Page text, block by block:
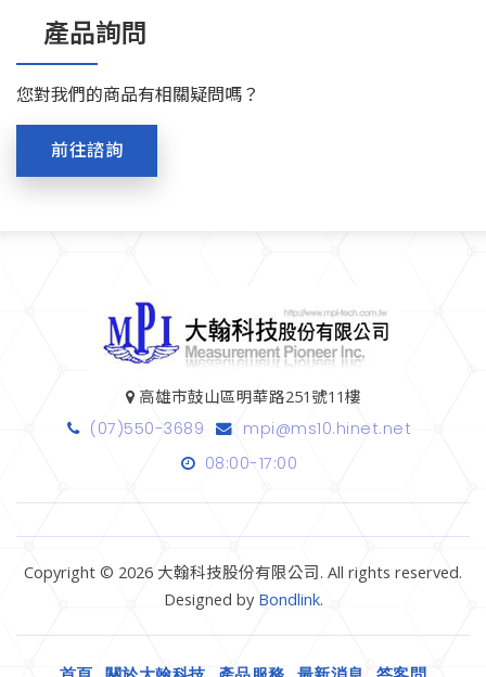
產品詢問
您對我們的商品有相關疑問嗎？
前往諮詢
高雄市鼓山區明華路251號11樓
(07)550-3689
mpi@ms10.hinet.net
08:00-17:00
Copyright © 2026 大翰科技股份有限公司. All rights reserved.
Designed by Bondlink.